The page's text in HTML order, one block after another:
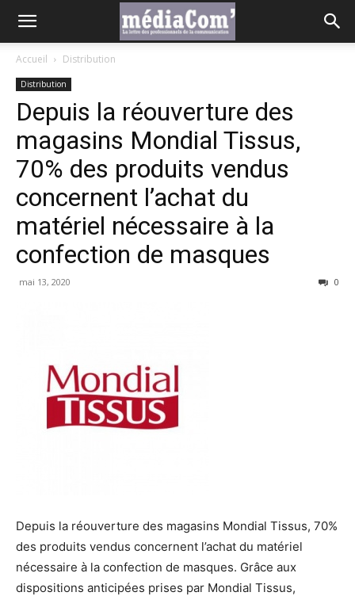
Accueil Distribution
Distribution
Depuis la réouverture des
magasins Mondial Tissus,
70% des produits vendus
concernent l’achat du
matériel nécessaire à la
confection de masques
mai 13, 2020 0
Depuis la réouverture des magasins Mondial Tissus, 70%
des produits vendus concernent l’achat du matériel
nécessaire à la confection de masques. Grâce aux
dispositions anticipées prises par Mondial Tissus,